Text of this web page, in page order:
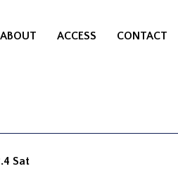
ABOUT ACCESS CONTACT
Sat